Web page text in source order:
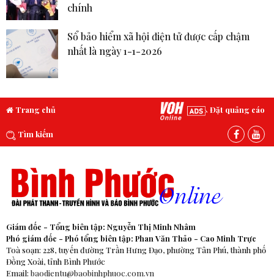
chính
Sổ bảo hiểm xã hội điện tử được cấp chậm
nhất là ngày 1-1-2026
Trang chủ Đặt quảng cáo
Tìm kiếm
Giám đốc - Tổng biên tập: Nguyễn Thị Minh Nhâm
Phó giám đốc - Phó tổng biên tập: Phan Văn Thảo - Cao Minh Trực
Toà soạn: 228, tuyến đường Trần Hưng Đạo, phường Tân Phú, thành phố
Đồng Xoài, tỉnh Bình Phước
Email: baodientu@baobinhphuoc.com.vn